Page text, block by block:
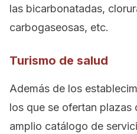
las bicarbonatadas,
carbogaseosas, etc.
Turismo de salud
Además de los
los que se ofertan plazas
amplio catálogo de